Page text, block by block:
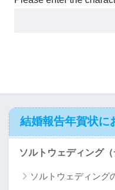
結婚報告年賀状に
ソルトウェディング（
ソルトウェディング